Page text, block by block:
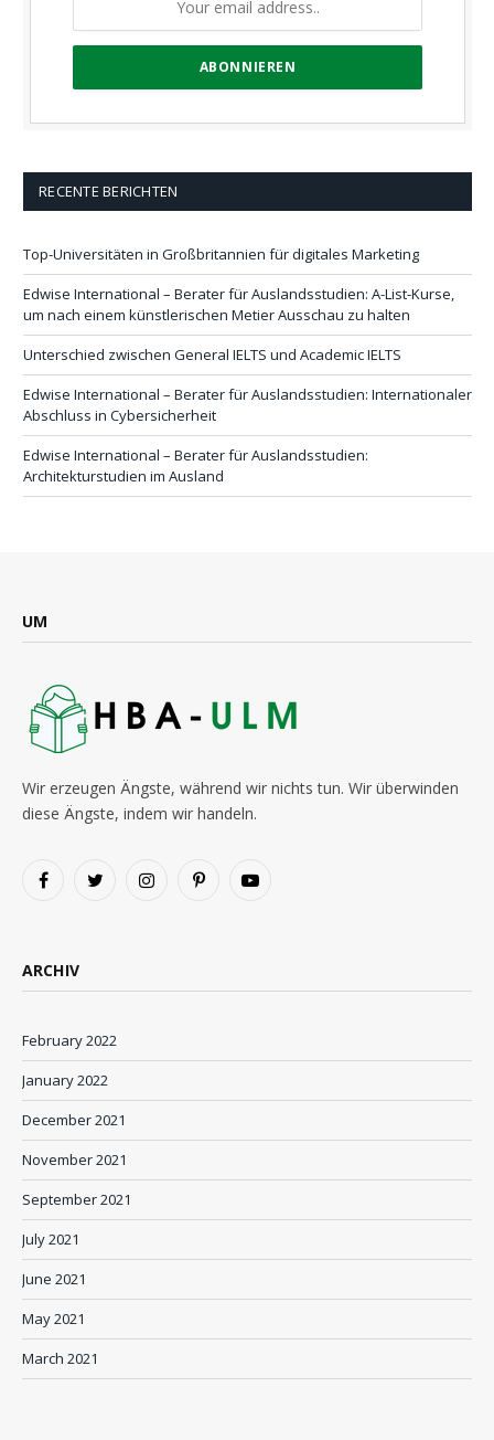
RECENTE BERICHTEN
Top-Universitäten in Großbritannien für digitales Marketing
Edwise International – Berater für Auslandsstudien: A-List-Kurse,
um nach einem künstlerischen Metier Ausschau zu halten
Unterschied zwischen General IELTS und Academic IELTS
Edwise International – Berater für Auslandsstudien: Internationaler
Abschluss in Cybersicherheit
Edwise International – Berater für Auslandsstudien:
Architekturstudien im Ausland
UM
Wir erzeugen Ängste, während wir nichts tun. Wir überwinden
diese Ängste, indem wir handeln.
FacebookTwitter InstagramPinterestYouTube
ARCHIV
February 2022
January 2022
December 2021
November 2021
September 2021
July 2021
June 2021
May 2021
March 2021